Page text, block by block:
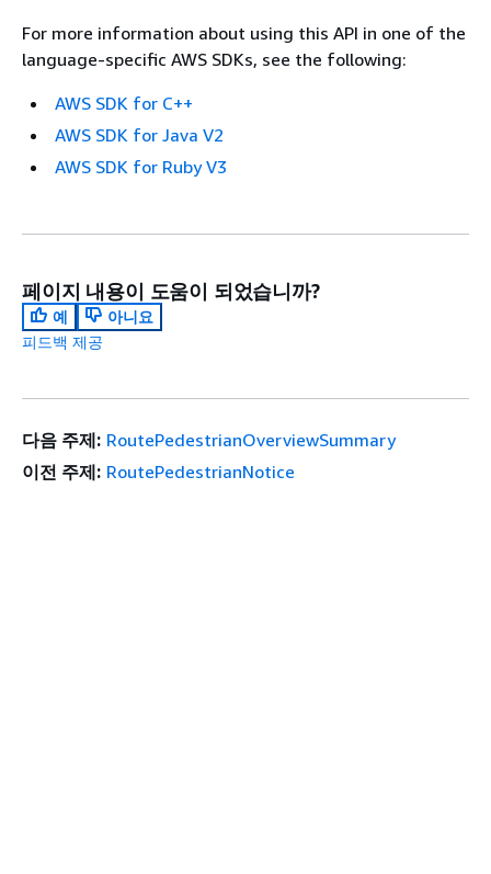
For more information about using this API in one of the
language-specific AWS SDKs, see the following:
AWS SDK for C++
AWS SDK for Java V2
AWS SDK for Ruby V3
페이지 내용이 도움이 되었습니까?
예
아니요
피드백 제공
다음 주제: RoutePedestrianOverviewSummary
이전 주제: RoutePedestrianNotice